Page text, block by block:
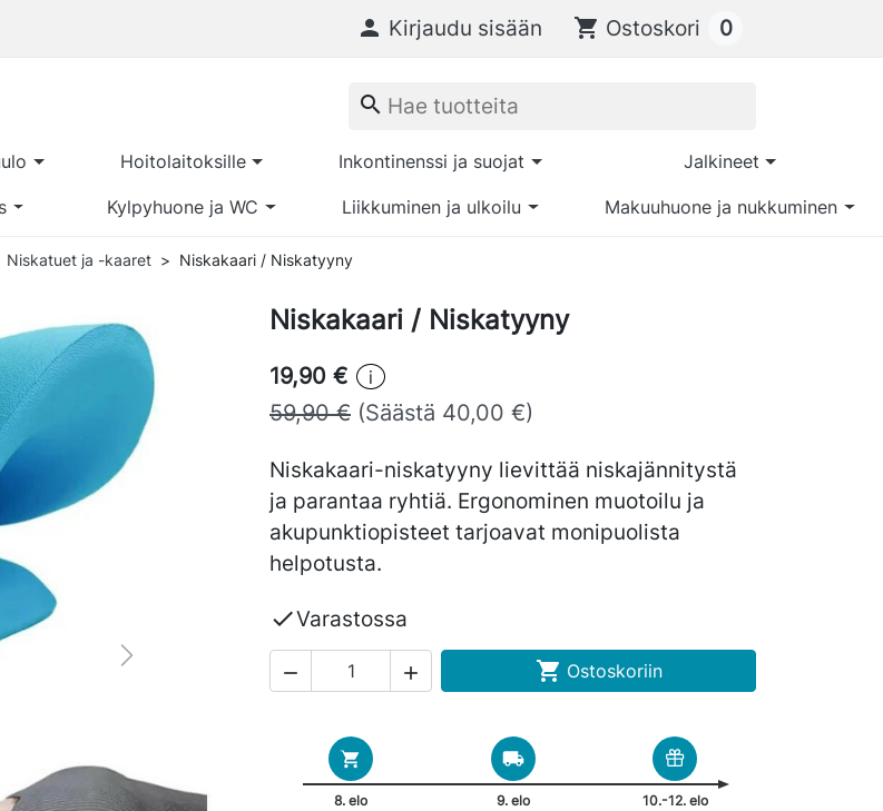
 Kirjaudu sisään shopping_cart Ostoskori 0
Hoitolaitoksille Inkontinenssi ja suojat Jalkineet
Kylpyhuone ja WC Liikkuminen ja ulkoilu Makuuhuone ja nukkuminen
search
Niskatuet ja -kaaret Niskakaari / Niskatyyny
Next
Niskakaari / Niskatyyny
19,90 € i
59,90 € (Säästä 40,00 €)
Niskakaari-niskatyyny lievittää niskajännitystä
ja parantaa ryhtiä. Ergonominen muotoilu ja
akupunktiopisteet tarjoavat monipuolista
helpotusta.
Varastossa
   Ostoskoriin
8. elo 9. elo 10.-12. elo